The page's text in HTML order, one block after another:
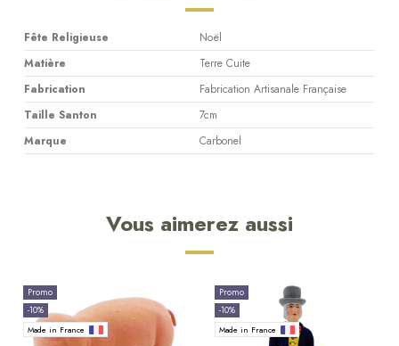
Fête Religieuse
Noël
Matière
Terre Cuite
Fabrication
Fabrication Artisanale Française
Taille Santon
7cm
Marque
Carbonel
Vous aimerez aussi
Promo
-10%
Made in France
Promo
-10%
Made in France